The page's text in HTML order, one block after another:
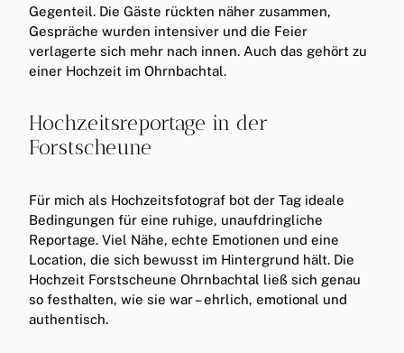
Gegenteil. Die Gäste rückten näher zusammen,
Gespräche wurden intensiver und die Feier
verlagerte sich mehr nach innen. Auch das gehört zu
einer Hochzeit im Ohrnbachtal.
Hochzeitsreportage in der
Forstscheune
Für mich als Hochzeitsfotograf bot der Tag ideale
Bedingungen für eine ruhige, unaufdringliche
Reportage. Viel Nähe, echte Emotionen und eine
Location, die sich bewusst im Hintergrund hält. Die
Hochzeit Forstscheune Ohrnbachtal ließ sich genau
so festhalten, wie sie war – ehrlich, emotional und
authentisch.